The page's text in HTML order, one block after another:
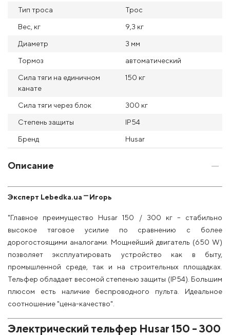
Тип троса Трос
Вес, кг 9,3 кг
Диаметр 3 мм
Тормоз автоматический
Сила тяги на единичном
канате
150 кг
Сила тяги через блок 300 кг
Степень защиты IP54
Бренд Husar
Описание
Эксперт Lebedka.ua ⎻ Игорь
"Главное преимущество Husar 150 / 300 кг – стабильно
высокое тяговое усилие по сравнению с более
дорогостоящими аналогами. Мощнейший двигатель (650 W)
позволяет эксплуатировать устройство как в быту,
промышленной среде, так и на строительных площадках.
Тельфер обладает весомой степенью защиты (IP54). Большим
плюсом есть наличие беспроводного пульта. Идеальное
соотношение "цена-качество".
Электрический тельфер Husar 150 - 300